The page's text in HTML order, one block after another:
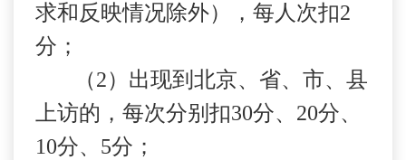
求和反映情况除外），每人次扣2
分；
（2）出现到北京、省、市、县
上访的，每次分别扣30分、 20分、
10分、 5分；